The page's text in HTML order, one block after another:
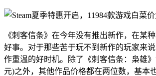
《刺客信条》在今年没有推出新作，在某
好事。对于那些苦于玩不到新作的玩家来
作重温的好时机。除了《刺客信条：枭雄
元)之外，其他作品价格都在两位数，基本